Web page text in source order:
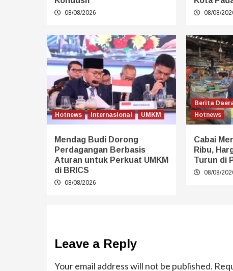
08/08/2026 08/08/
Hotnews Internasional UMKM
Mendag Budi Dorong
Perdagangan Berbasis
Aturan untuk Perkuat UMKM
di BRICS
08/08/2026
Berita
Hotnews
Cabai
Ribu,
Turun di
08/08/
Leave a Reply
Your email address will not be published.